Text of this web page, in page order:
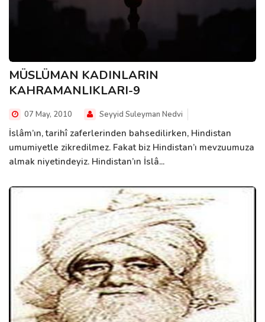
MÜSLÜMAN KADINLARIN
KAHRAMANLIKLARI-9
07 May, 2010 Seyyid Suleyman Nedvi
İslâm’ın, tarihî zaferlerinden bahsedilirken, Hindistan
umumiyetle zikredilmez. Fakat biz Hindistan’ı mevzuumuza
almak niyetindeyiz. Hindistan’ın İslâ...